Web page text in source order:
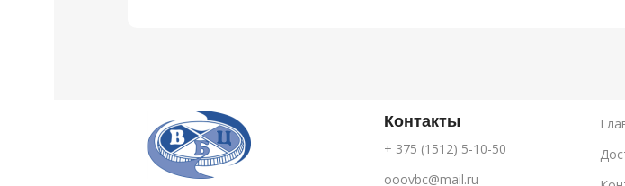
Контакты
+ 375 (1512) 5-10-50
ooovbc@mail.ru